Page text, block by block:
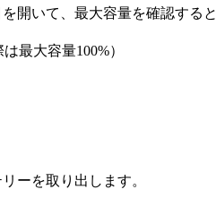
開いて、最大容量を確認すると
最大容量100%）
ーを取り出します。